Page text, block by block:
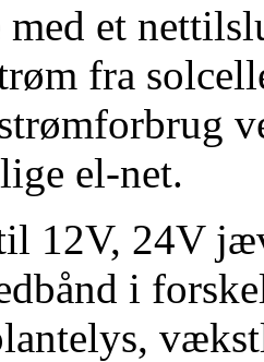
med et
fra
el-net.
12V, 24V
i